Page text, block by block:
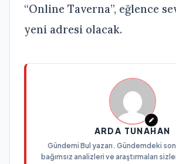
“Online Taverna”, eğlence
yeni adresi olacak.
ARDA TUNAHAN
Gündemi Bul yazarı. Gündemdeki
bağımsız analizleri ve araştırmaları